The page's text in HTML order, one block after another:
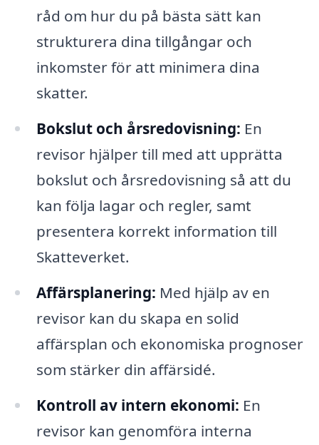
råd om hur du på bästa sätt kan
strukturera dina tillgångar och
inkomster för att minimera dina
skatter.
Bokslut och årsredovisning: En
revisor hjälper till med att upprätta
bokslut och årsredovisning så att du
kan följa lagar och regler, samt
presentera korrekt information till
Skatteverket.
Affärsplanering: Med hjälp av en
revisor kan du skapa en solid
affärsplan och ekonomiska prognoser
som stärker din affärsidé.
Kontroll av intern ekonomi: En
revisor kan genomföra interna